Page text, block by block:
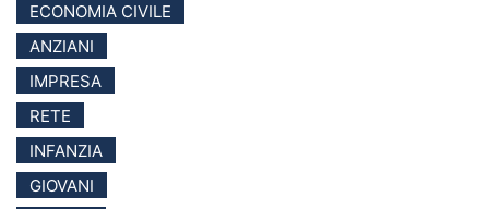
ECONOMIA CIVILE
ANZIANI
IMPRESA
RETE
INFANZIA
GIOVANI